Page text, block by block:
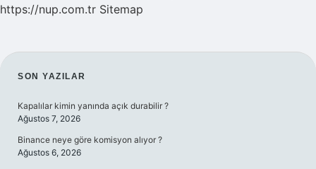
https://nup.com.tr Sitemap
SIDEBAR
SON YAZILAR
Kapalılar kimin yanında açık durabilir ?
Ağustos 7, 2026
Binance neye göre komisyon alıyor ?
Ağustos 6, 2026